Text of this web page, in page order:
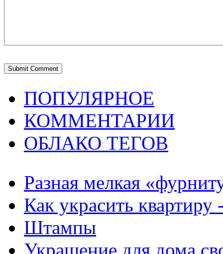
ПОПУЛЯРНОЕ
КОММЕНТАРИИ
ОБЛАКО ТЕГОВ
Разная мелкая
Как украсить
Штампы
Украшение для дома